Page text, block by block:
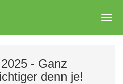
- Ganz
denn je!